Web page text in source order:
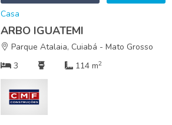
Casa
ARBO IGUATEMI
Parque Atalaia, Cuiabá - Mato Grosso
3
114 m2